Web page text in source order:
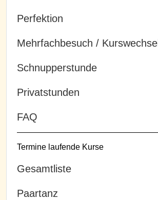
Perfektion
Mehrfachbesuch / Kurswechsel
Schnupperstunde
Privatstunden
FAQ
Termine laufende Kurse
Gesamtliste
Paartanz